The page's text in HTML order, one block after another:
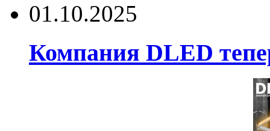
01.10.2025
Компания DLED